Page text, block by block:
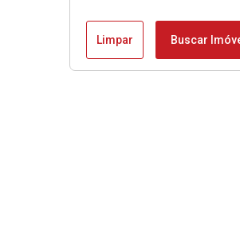
Limpar Buscar